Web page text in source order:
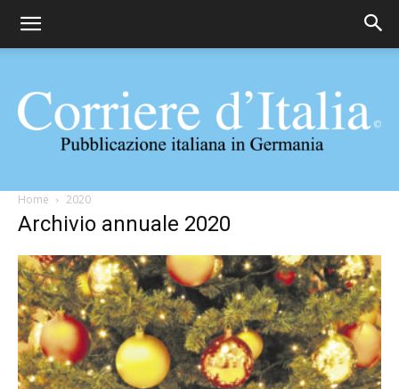
Corriere
d'Italia
Home 2020
Archivio annuale 2020